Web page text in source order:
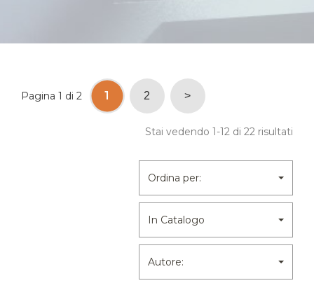
Pagina 1 di 2 1 2 >
Stai vedendo 1-12 di 22 risultati
Ordina per:
In Catalogo
Autore: